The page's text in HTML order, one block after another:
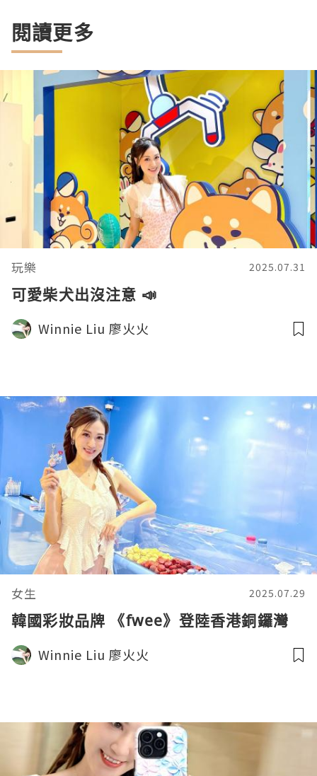
閱讀更多
玩樂 2025.07.31
可愛柴犬出沒注意 📣
Winnie Liu 廖火火
女生 2025.07.29
韓國彩妝品牌 《fwee》登陸香港銅鑼灣
Winnie Liu 廖火火